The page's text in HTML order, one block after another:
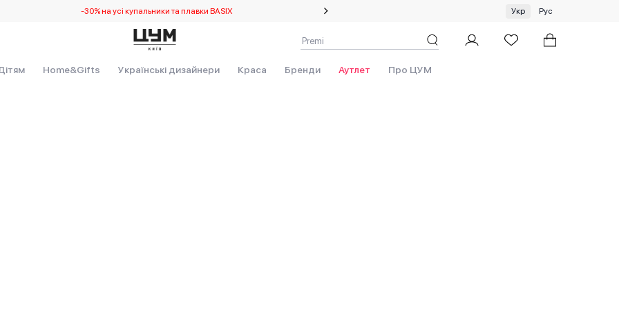
-30% на усі купальники та плавки BASIX Спеціальна пропозиція на одяг та хустки ЦУМ by GUNIA
Укр Рус
Home&Gifts Українські дизайнери Краса Бренди Аутлет Про ЦУМ